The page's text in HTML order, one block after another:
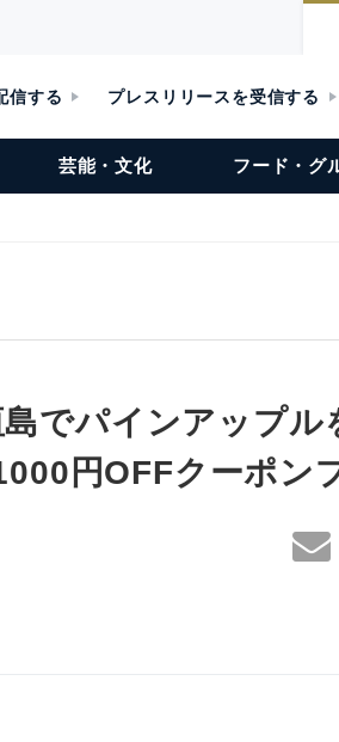
信する プレスリリースを受信する
芸能・文化 フード・グ
でパインアップル
円OFFクーポン